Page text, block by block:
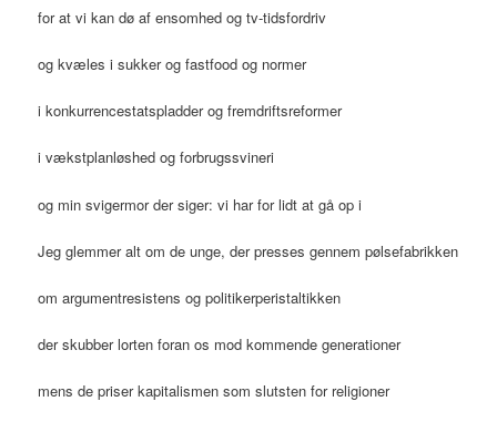
for at vi kan dø af ensomhed og tv-tidsfordriv
og kvæles i sukker og fastfood og normer
i konkurrencestatspladder og fremdriftsreformer
i vækstplanløshed og forbrugssvineri
og min svigermor der siger: vi har for lidt at gå op i
Jeg glemmer alt om de unge, der presses gennem pølsefabrikken
om argumentresistens og politikerperistaltikken
der skubber lorten foran os mod kommende generationer
mens de priser kapitalismen som slutsten for religioner